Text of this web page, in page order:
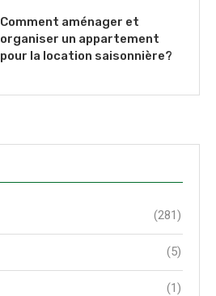
Comment aménager et
organiser un appartement
pour la location saisonnière?
(281)
(5)
(1)